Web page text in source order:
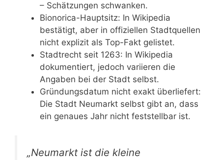
– Schätzungen schwanken.
Bionorica-Hauptsitz: In Wikipedia
bestätigt, aber in offiziellen Stadtquellen
nicht explizit als Top-Fakt gelistet.
Stadtrecht seit 1263: In Wikipedia
dokumentiert, jedoch variieren die
Angaben bei der Stadt selbst.
Gründungsdatum nicht exakt überliefert:
Die Stadt Neumarkt selbst gibt an, dass
ein genaues Jahr nicht feststellbar ist.
„Neumarkt ist die kleine